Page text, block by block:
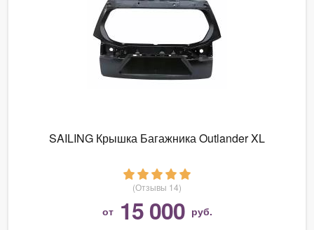
SAILING Крышка Багажника Outlander XL
(Отзывы 14)
от 15 000 руб.